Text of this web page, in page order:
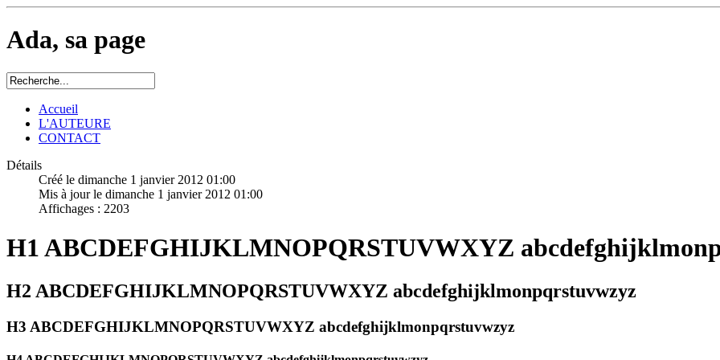
Ada, sa page
Accueil
L'AUTEURE
CONTACT
Détails
Créé le dimanche 1 janvier 2012 01:00
Mis à jour le dimanche 1 janvier 2012 01:00
Affichages : 2203
H1 ABCDEFGHIJKLMNOPQRSTUVWXYZ
H2 ABCDEFGHIJKLMNOPQRSTUVWXYZ abcdefghijklmonpqrstuvwzyz
H3 ABCDEFGHIJKLMNOPQRSTUVWXYZ abcdefghijklmonpqrstuvwzyz